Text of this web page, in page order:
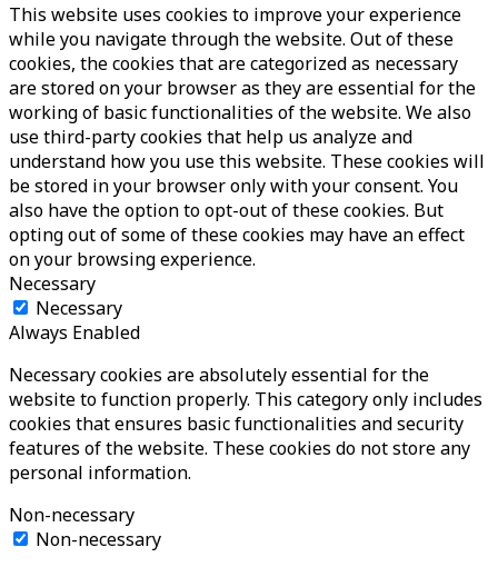
This website uses cookies to improve your experience
while you navigate through the website. Out of these
cookies, the cookies that are categorized as necessary
are stored on your browser as they are essential for the
working of basic functionalities of the website. We also
use third-party cookies that help us analyze and
understand how you use this website. These cookies will
be stored in your browser only with your consent. You
also have the option to opt-out of these cookies. But
opting out of some of these cookies may have an effect
on your browsing experience.
Necessary
Necessary
Always Enabled
Necessary cookies are absolutely essential for the
website to function properly. This category only includes
cookies that ensures basic functionalities and security
features of the website. These cookies do not store any
personal information.
Non-necessary
Non-necessary